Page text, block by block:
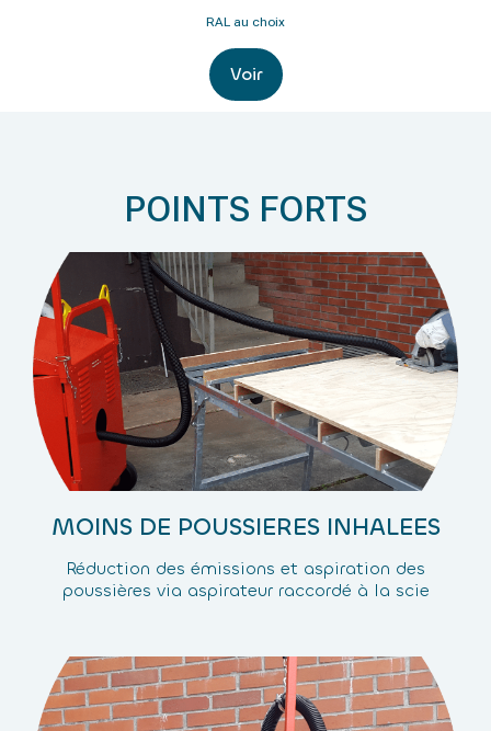
RAL au choix
Voir
POINTS FORTS
MOINS DE POUSSIERES INHALEES
Réduction des émissions et aspiration des
poussières via aspirateur raccordé à la scie